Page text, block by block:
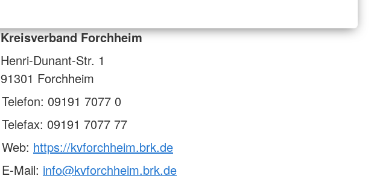
Kreisverband Forchheim
Henri-Dunant-Str. 1
91301 Forchheim
Telefon: 09191 7077 0
Telefax: 09191 7077 77
Web: https://kvforchheim.brk.de
E-Mail: info@kvforchheim.brk.de